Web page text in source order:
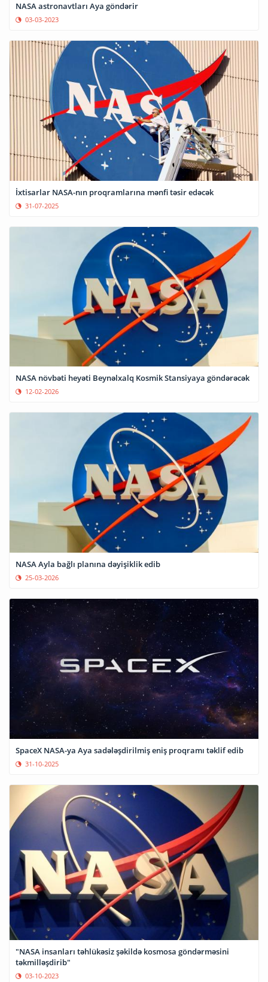
NASA astronavtları Aya göndərir
03-03-2023
İxtisarlar NASA-nın proqramlarına mənfi təsir edəcək
31-07-2025
NASA növbəti heyəti Beynəlxalq Kosmik Stansiyaya göndərəcək
12-02-2026
NASA Ayla bağlı planına dəyişiklik edib
25-03-2026
SpaceX NASA-ya Aya sadələşdirilmiş eniş proqramı təklif edib
31-10-2025
"NASA insanları təhlükəsiz şəkildə kosmosa göndərməsini
təkmilləşdirib"
03-10-2023